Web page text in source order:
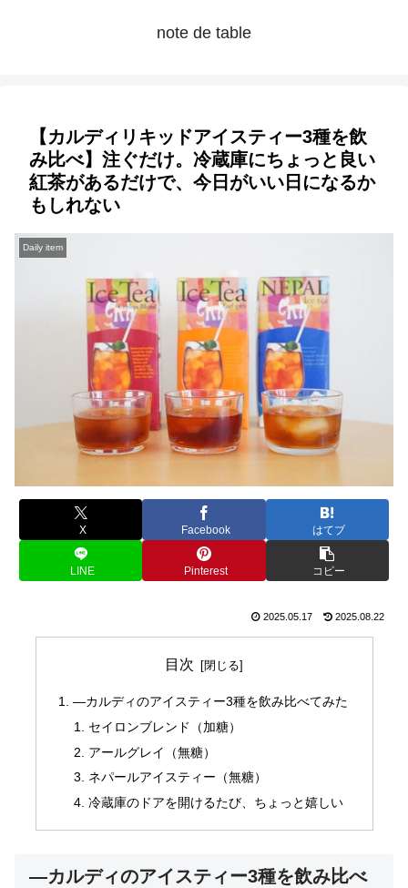
note de table
【カルディリキッドアイスティー3種を飲
み比べ】注ぐだけ。冷蔵庫にちょっと良い
紅茶があるだけで、今日がいい日になるか
もしれない
Daily item
X Facebook はてブ
LINE Pinterest コピー
2025.05.17 2025.08.22
目次
—カルディのアイスティー3種を飲み比べてみた
セイロンブレンド（加糖）
アールグレイ（無糖）
ネパールアイスティー（無糖）
冷蔵庫のドアを開けるたび、ちょっと嬉しい
—カルディのアイスティー3種を飲み比べ